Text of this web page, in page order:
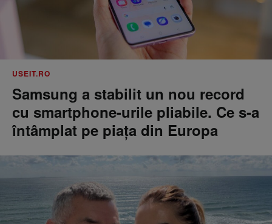
USEIT.RO
Samsung a stabilit un nou record
cu smartphone-urile pliabile. Ce s-a
întâmplat pe piața din Europa